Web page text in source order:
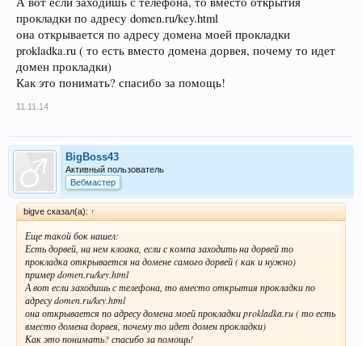
прокладки по адресу domen.ru/key.html
она открывается по адресу домена моей прокладки
prokladka.ru ( то есть вместо домена дорвея, почему то идет
домен прокладки)
Как это понимать? спасибо за помощь!
11.11.14
BigBoss43
Активный пользователь
Вебмастер
bigve сказал(а): ↑
Еще такой бок нашел:
Есть дорвей, на нем клоака, если с компа заходить на дорвей то
прокладка открывается на домене самого дорвей ( как и нужно)
пример domen.ru/key.html
А вот если заходишь с телефона, то вместо открытия прокладки по
адресу domen.ru/key.html
она открывается по адресу домена моей прокладки prokladka.ru ( то есть
вместо домена дорвея, почему то идет домен прокладки)
Как это понимать? спасибо за помощь!